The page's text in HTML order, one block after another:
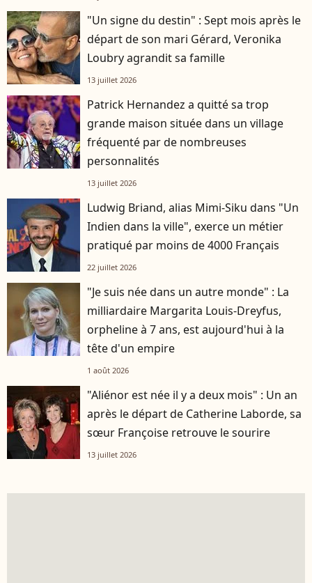
"Un signe du destin" : Sept mois après le
départ de son mari Gérard, Veronika
Loubry agrandit sa famille
13 juillet 2026
Patrick Hernandez a quitté sa trop
grande maison située dans un village
fréquenté par de nombreuses
personnalités
13 juillet 2026
Ludwig Briand, alias Mimi-Siku dans "Un
Indien dans la ville", exerce un métier
pratiqué par moins de 4000 Français
22 juillet 2026
"Je suis née dans un autre monde" : La
milliardaire Margarita Louis-Dreyfus,
orpheline à 7 ans, est aujourd'hui à la
tête d'un empire
1 août 2026
"Aliénor est née il y a deux mois" : Un an
après le départ de Catherine Laborde, sa
sœur Françoise retrouve le sourire
13 juillet 2026